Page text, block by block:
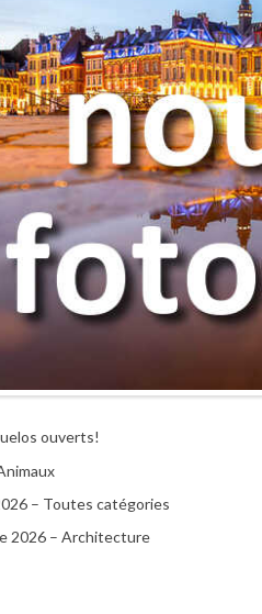
ouverts!
– Toutes catégories
2026 – Architecture